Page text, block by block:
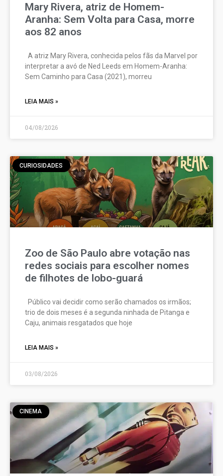
Mary Rivera, atriz de Homem-
Aranha: Sem Volta para Casa, morre
aos 82 anos
A atriz Mary Rivera, conhecida pelos fãs da Marvel por
interpretar a avó de Ned Leeds em Homem-Aranha:
Sem Caminho para Casa (2021), morreu
LEIA MAIS »
04/08/2026
CURIOSIDADES
Zoo de São Paulo abre votação nas
redes sociais para escolher nomes
de filhotes de lobo-guará
Público vai decidir como serão chamados os irmãos;
trio de dois meses é a segunda ninhada de Pitanga e
Caju, animais resgatados que hoje
LEIA MAIS »
03/08/2026
CINEMA